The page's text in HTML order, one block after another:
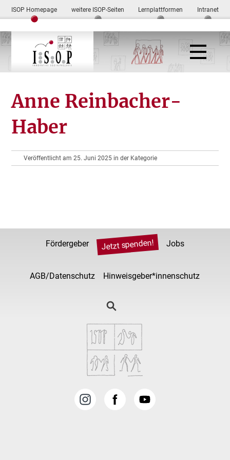
ISOP Homepage weitere ISOP-Seiten Lernplattformen Intranet
Anne Reinbacher-
Haber
Veröffentlicht am 25. Juni 2025 in der Kategorie
Fördergeber Jetzt spenden! Jobs
AGB/Datenschutz Hinweisgeber*innenschutz